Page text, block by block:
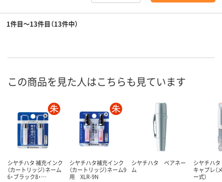
1件目～13件目（13件中）
この商品を見た人はこちらも見ています
シヤチハタ 補充インク
（カートリッジ）ネーム
6・ブラック8・…
シヤチハタ補充インク
（カートリッジ）ネーム9
用 XLR-9N
シヤチハタ ペアネー
ム
シヤチハ
キャプレ（
ー式）